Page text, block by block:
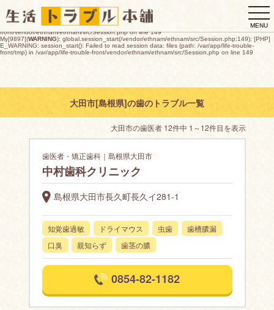
E_WARNING: session_start(): open(/var/app/life-trouble-
front/tmp/sess_ccc7bac1c3638cfd0e5a39839764ba1d3688af211cf6b183c48ec10dfb4d0e6d,
O_RDWR) failed: デバイスに空き領域がありません (28) in /var/app/life-trouble-
front/vendor/ethnam/ethnam/src/Session.php on line 149
My[9897](WARNING): global.session_start(/vendor/ethnam/ethnam/src/Session.php:149): [PHP]
E_WARNING: session_start(): Failed to read session data: files (path: /var/app/life-trouble-
front/tmp) in /var/app/life-trouble-front/vendor/ethnam/ethnam/src/Session.php on line 149
MENU
大田市[島根県]の歯のトラブル一覧
大田市の歯医者 12件中 1～12件目を表示
歯医者・矯正歯科｜島根県大田市
中村歯科クリニック
島根県大田市長久町長久イ281-1
知覚歯過敏 ドライマウス 虫歯
歯槽膿漏
口臭
親知らず 歯茎の膿
0854-82-1182